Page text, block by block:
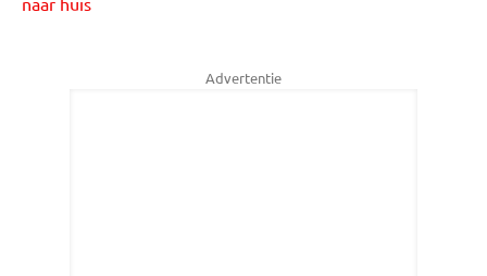
Advertentie